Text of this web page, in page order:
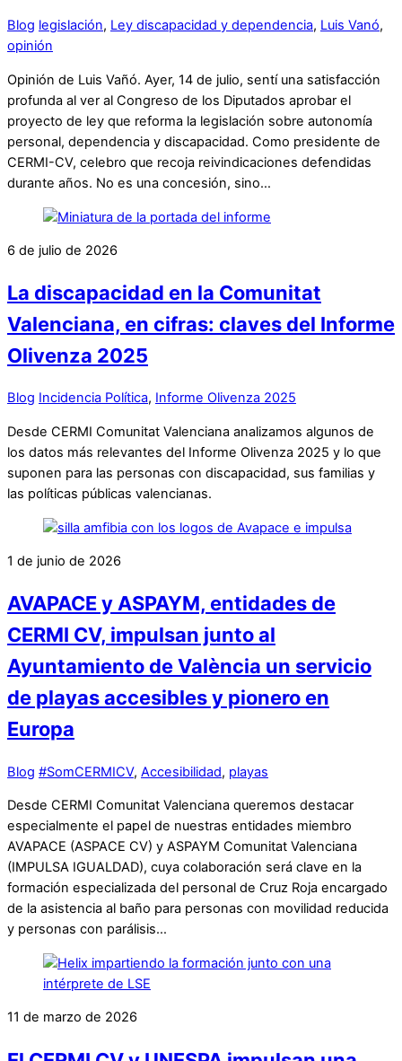
Blog legislación, Ley discapacidad y dependencia, Luis Vanó,
opinión
Opinión de Luis Vañó. Ayer, 14 de julio, sentí una satisfacción
profunda al ver al Congreso de los Diputados aprobar el
proyecto de ley que reforma la legislación sobre autonomía
personal, dependencia y discapacidad. Como presidente de
CERMI-CV, celebro que recoja reivindicaciones defendidas
durante años. No es una concesión, sino…
6 de julio de 2026
La discapacidad en la Comunitat
Valenciana, en cifras: claves del Informe
Olivenza 2025
Blog Incidencia Política, Informe Olivenza 2025
Desde CERMI Comunitat Valenciana analizamos algunos de
los datos más relevantes del Informe Olivenza 2025 y lo que
suponen para las personas con discapacidad, sus familias y
las políticas públicas valencianas.
1 de junio de 2026
AVAPACE y ASPAYM, entidades de
CERMI CV, impulsan junto al
Ayuntamiento de València un servicio
de playas accesibles y pionero en
Europa
Blog #SomCERMICV, Accesibilidad, playas
Desde CERMI Comunitat Valenciana queremos destacar
especialmente el papel de nuestras entidades miembro
AVAPACE (ASPACE CV) y ASPAYM Comunitat Valenciana
(IMPULSA IGUALDAD), cuya colaboración será clave en la
formación especializada del personal de Cruz Roja encargado
de la asistencia al baño para personas con movilidad reducida
y personas con parálisis…
11 de marzo de 2026